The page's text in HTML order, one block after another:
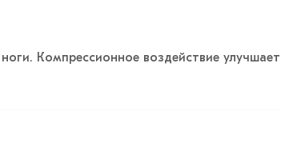
Компрессионное воздействие